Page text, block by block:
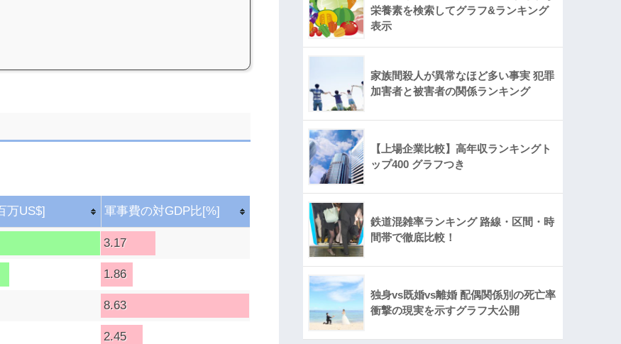
万US$] 軍事費の対GDP比[%]
3.17
1.86
8.63
2.45
栄養素を検索してグラフ&ランキング
表示
家族間殺人が異常なほど多い事実 犯罪
加害者と被害者の関係ランキング
【上場企業比較】高年収ランキングト
ップ400 グラフつき
鉄道混雑率ランキング 路線・区間・時
間帯で徹底比較！
独身vs既婚vs離婚 配偶関係別の死亡率
衝撃の現実を示すグラフ大公開